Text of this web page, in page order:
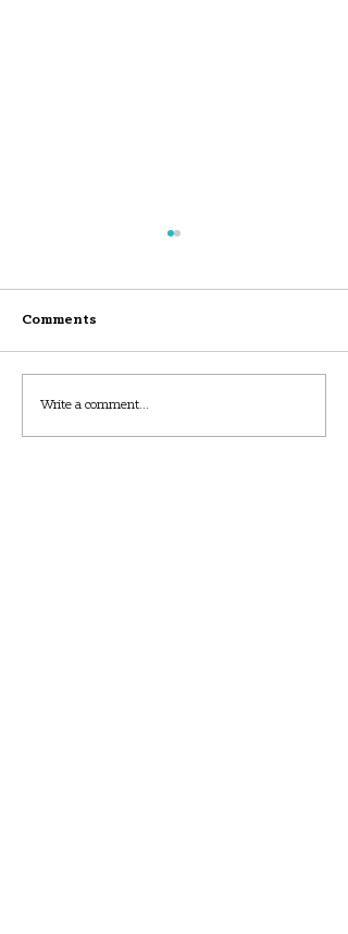
Services
Comments
Write a comment...